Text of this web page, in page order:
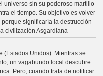
universo sin su poderoso martillo
el tiempo. Su objetivo es volver
significaría la destrucción
civilización Asgardiana
(Estados Unidos). Mientras se
un vagabundo local descubre
Pero, cuando trata de notificar